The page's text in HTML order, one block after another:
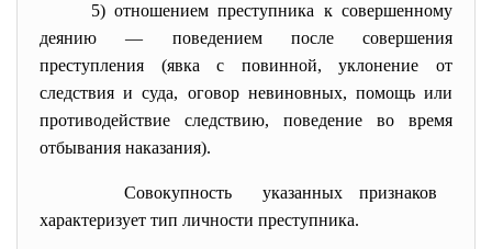
5)отношением преступника ксовершенному
деянию— поведением после совершения
преступления (явка с повинной, уклонение от
следствия и суда, оговор невиновных, помощь или
противодействие следствию, поведение во время
отбывания наказания).
Совокупность указанных признаков
характеризует тип личности преступника.